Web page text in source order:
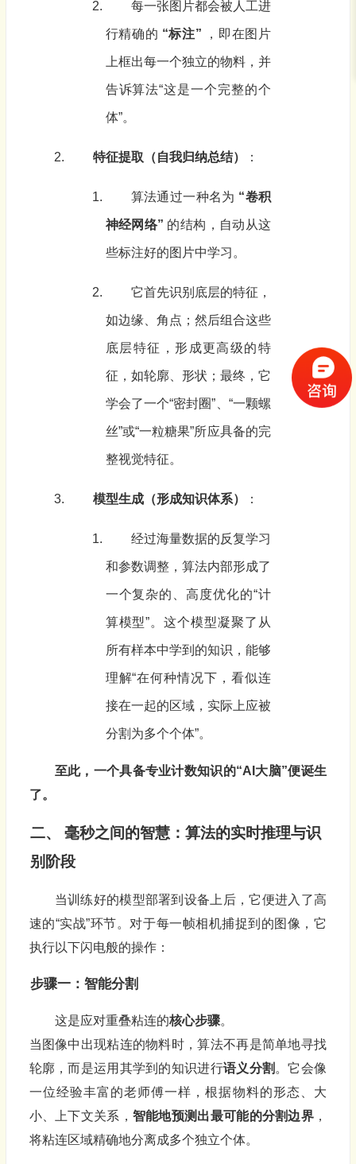
每一张图片都会被人工进
行精确的 “标注” ，即在图片
上框出每一个独立的物料，并
告诉算法“这是一个完整的个
体”。
特征提取（自我归纳总结） ：
算法通过一种名为 “卷积
神经网络” 的结构，自动从这
些标注好的图片中学习。
它首先识别底层的特征，
如边缘、角点；然后组合这些
底层特征，形成更高级的特
征，如轮廓、形状；最终，它
学会了一个“密封圈”、“一颗螺
丝”或“一粒糖果”所应具备的完
整视觉特征。
模型生成（形成知识体系） ：
经过海量数据的反复学习
和参数调整，算法内部形成了
一个复杂的、高度优化的“计
算模型”。这个模型凝聚了从
所有样本中学到的知识，能够
理解“在何种情况下，看似连
接在一起的区域，实际上应被
分割为多个个体”。
至此，一个具备专业计数知识的“AI大脑”便诞生
了。
二、 毫秒之间的智慧：算法的实时推理与识
别阶段
当训练好的模型部署到设备上后，它便进入了高
速的“实战”环节。对于每一帧相机捕捉到的图像，它
执行以下闪电般的操作：
步骤一：智能分割
这是应对重叠粘连的核心步骤。
当图像中出现粘连的物料时，算法不再是简单地寻找
轮廓，而是运用其学到的知识进行语义分割 。它会像
一位经验丰富的老师傅一样，根据物料的形态、大
小、上下文关系， 智能地预测出最可能的分割边界，
将粘连区域精确地分离成多个独立个体。